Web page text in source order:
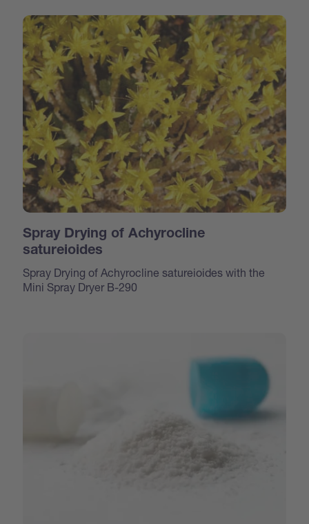
Spray Drying of Achyrocline
satureioides
Spray Drying of Achyrocline satureioides with the
Mini Spray Dryer B-290